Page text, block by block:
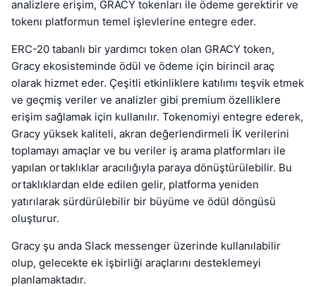
analizlere erişim, GRACY tokenları ile ödeme gerektirir ve
tokenı platformun temel işlevlerine entegre eder.
ERC-20 tabanlı bir yardımcı token olan GRACY token,
Gracy ekosisteminde ödül ve ödeme için birincil araç
olarak hizmet eder. Çeşitli etkinliklere katılımı teşvik etmek
ve geçmiş veriler ve analizler gibi premium özelliklere
erişim sağlamak için kullanılır. Tokenomiyi entegre ederek,
Gracy yüksek kaliteli, akran değerlendirmeli İK verilerini
toplamayı amaçlar ve bu veriler iş arama platformları ile
yapılan ortaklıklar aracılığıyla paraya dönüştürülebilir. Bu
ortaklıklardan elde edilen gelir, platforma yeniden
yatırılarak sürdürülebilir bir büyüme ve ödül döngüsü
oluşturur.
Gracy şu anda Slack messenger üzerinde kullanılabilir
olup, gelecekte ek işbirliği araçlarını desteklemeyi
planlamaktadır.